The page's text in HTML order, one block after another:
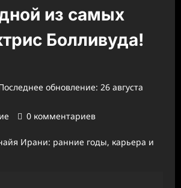
из самых
Болливуда!
обновление: 26 августа
0 комментариев